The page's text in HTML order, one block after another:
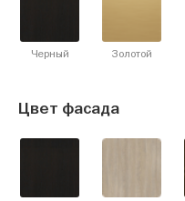
Черный Золотой
Цвет фасада